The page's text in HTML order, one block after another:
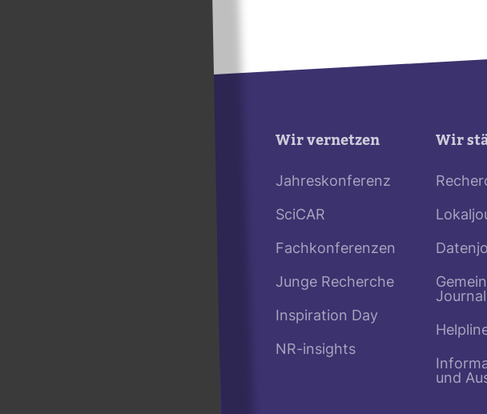
Wir vernetzen
Jahreskonferenz
SciCAR
Fachkonferenzen
Junge Recherche
Inspiration Day
NR-insights
Wir
und